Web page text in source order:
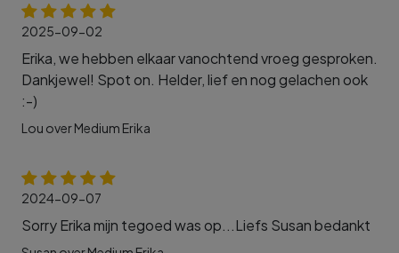
2025-09-02
Erika, we hebben elkaar vanochtend vroeg gesproken.
Dankjewel! Spot on. Helder, lief en nog gelachen ook
:-)
Lou over Medium Erika
2024-09-07
Sorry Erika mijn tegoed was op...Liefs Susan bedankt